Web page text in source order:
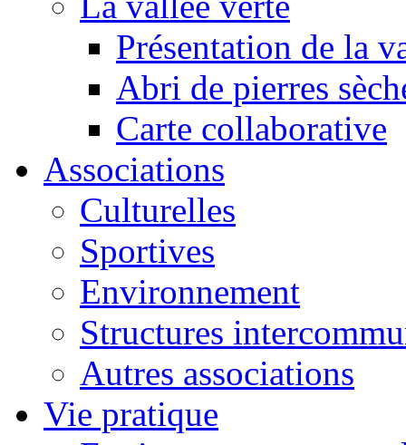
Présentation de la
Abri de pierres
Carte collaborative
Associations
Culturelles
Sportives
Environnement
Structures
Autres associations
Vie pratique